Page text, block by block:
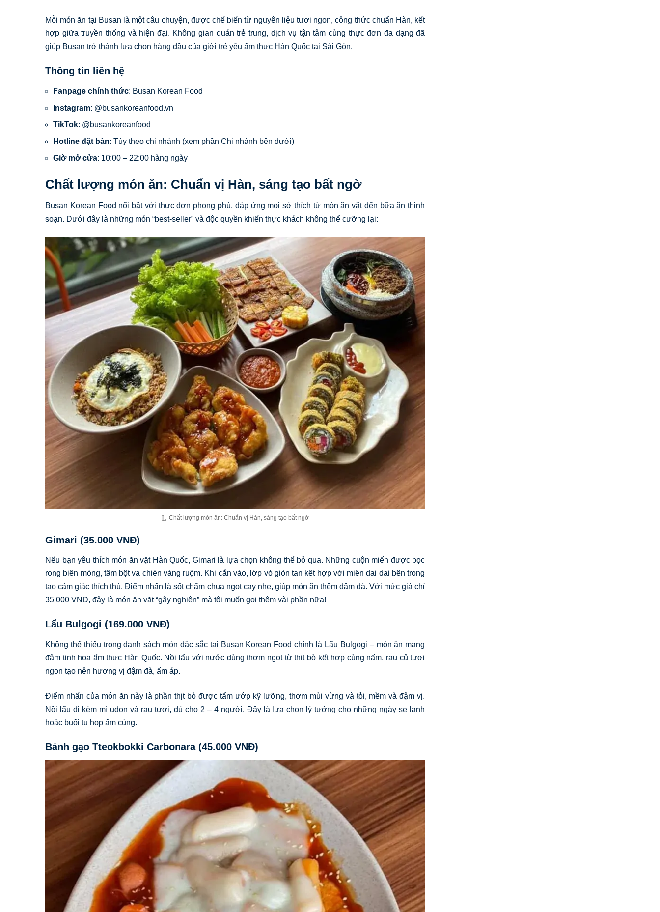
Mỗi món ăn tại Busan là một câu chuyện, được chế biến từ nguyên liệu tươi ngon, công thức chuẩn Hàn, kết
hợp giữa truyền thống và hiện đại. Không gian quán trẻ trung, dịch vụ tận tâm cùng thực đơn đa dạng đã
giúp Busan trở thành lựa chọn hàng đầu của giới trẻ yêu ẩm thực Hàn Quốc tại Sài Gòn.
Thông tin liên hệ
Fanpage chính thức: Busan Korean Food
Instagram: @busankoreanfood.vn
TikTok: @busankoreanfood
Hotline đặt bàn: Tùy theo chi nhánh (xem phần Chi nhánh bên dưới)
Giờ mở cửa: 10:00 – 22:00 hàng ngày
Chất lượng món ăn: Chuẩn vị Hàn, sáng tạo bất ngờ
Busan Korean Food nổi bật với thực đơn phong phú, đáp ứng mọi sở thích từ món ăn vặt đến bữa ăn thịnh
soạn. Dưới đây là những món “best-seller” và độc quyền khiến thực khách không thể cưỡng lại:
Chất lượng món ăn: Chuẩn vị Hàn, sáng tạo bất ngờ
Gimari (35.000 VNĐ)
Nếu bạn yêu thích món ăn vặt Hàn Quốc, Gimari là lựa chọn không thể bỏ qua. Những cuộn miến được bọc
rong biển mỏng, tẩm bột và chiên vàng ruộm. Khi cắn vào, lớp vỏ giòn tan kết hợp với miến dai dai bên trong
tạo cảm giác thích thú. Điểm nhấn là sốt chấm chua ngọt cay nhẹ, giúp món ăn thêm đậm đà. Với mức giá chỉ
35.000 VND, đây là món ăn vặt “gây nghiện” mà tôi muốn gọi thêm vài phần nữa!
Lẩu Bulgogi (169.000 VNĐ)
Không thể thiếu trong danh sách món đặc sắc tại Busan Korean Food chính là Lẩu Bulgogi – món ăn mang
đậm tinh hoa ẩm thực Hàn Quốc. Nồi lẩu với nước dùng thơm ngọt từ thịt bò kết hợp cùng nấm, rau củ tươi
ngon tạo nên hương vị đậm đà, ấm áp.
Điểm nhấn của món ăn này là phần thịt bò được tẩm ướp kỹ lưỡng, thơm mùi vừng và tỏi, mềm và đậm vị.
Nồi lẩu đi kèm mì udon và rau tươi, đủ cho 2 – 4 người. Đây là lựa chọn lý tưởng cho những ngày se lạnh
hoặc buổi tụ họp ấm cúng.
Bánh gạo Tteokbokki Carbonara (45.000 VNĐ)